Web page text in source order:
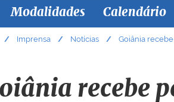
Modalidades Calendário
Imprensa Notícias Goiânia
recebe